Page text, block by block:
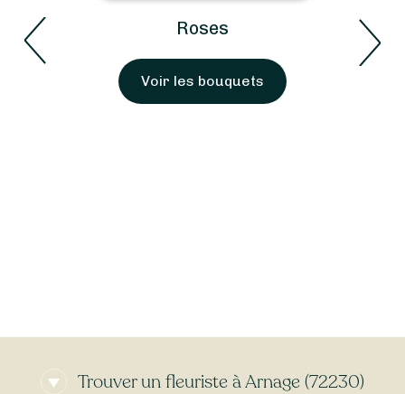
Roses
Voir les bouquets
Trouver un fleuriste à Arnage (72230)